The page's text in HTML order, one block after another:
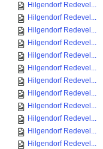
Hilgendorf Redevel...
Hilgendorf Redevel...
Hilgendorf Redevel...
Hilgendorf Redevel...
Hilgendorf Redevel...
Hilgendorf Redevel...
Hilgendorf Redevel...
Hilgendorf Redevel...
Hilgendorf Redevel...
Hilgendorf Redevel...
Hilgendorf Redevel...
Hilgendorf Redevel...